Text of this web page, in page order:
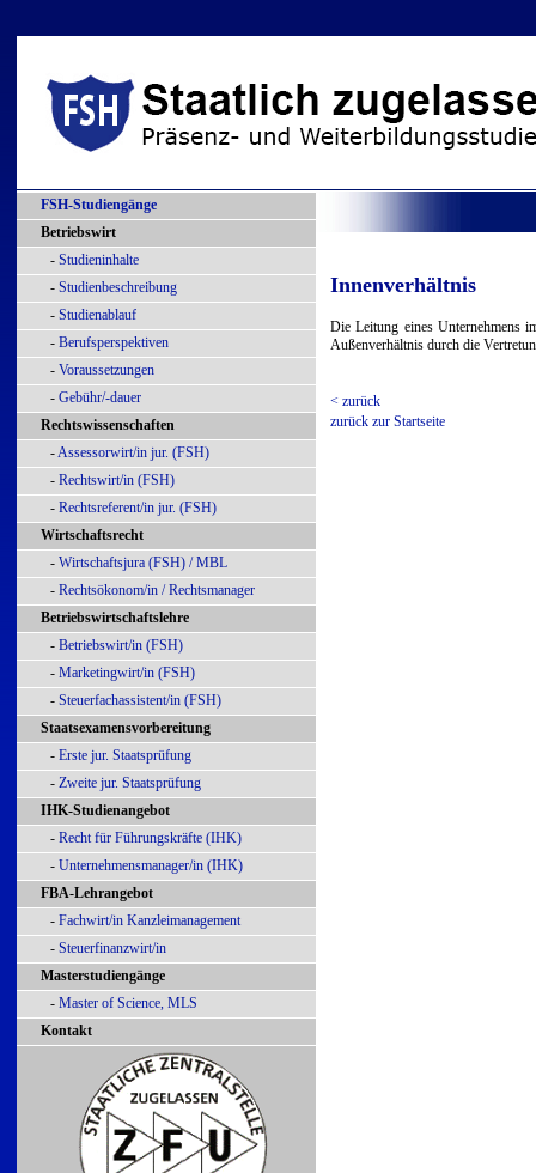
FSH-Studiengänge
Betriebswirt
- Studieninhalte
- Studienbeschreibung
- Studienablauf
- Berufsperspektiven
- Voraussetzungen
- Gebühr/-dauer
Rechtswissenschaften
-Assessorwirt/in jur. (FSH)
- Rechtswirt/in (FSH)
- Rechtsreferent/in jur. (FSH)
Wirtschaftsrecht
- Wirtschaftsjura (FSH) / MBL
- Rechtsökonom/in / Rechtsmanager
Betriebswirtschaftslehre
- Betriebswirt/in (FSH)
- Marketingwirt/in (FSH)
- Steuerfachassistent/in (FSH)
Staatsexamensvorbereitung
- Erste jur. Staatsprüfung
- Zweite jur. Staatsprüfung
IHK-Studienangebot
- Recht für Führungskräfte (IHK)
- Unternehmensmanager/in (IHK)
FBA-Lehrangebot
- Fachwirt/in Kanzleimanagement
- Steuerfinanzwirt/in
Masterstudiengänge
- Master of Science, MLS
Kontakt
Innenverhältnis
Die Leitung eines Unternehmens
Außenverhältnis durch die
< zurück
zurück zur Startseite